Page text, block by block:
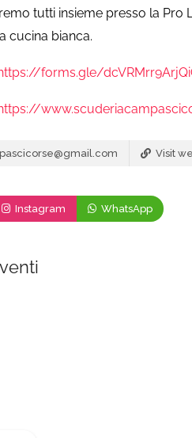
tutti insieme presso la Pro
cucina bianca.
forms.gle/
Visit
Instagram WhatsApp